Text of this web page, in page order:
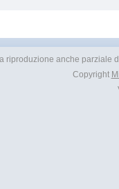
riproduzione anche parziale
Copyright